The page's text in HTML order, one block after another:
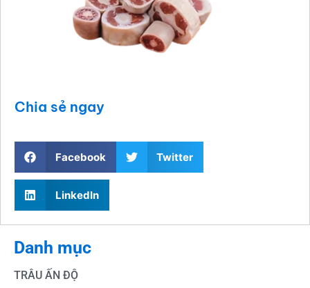
Chia sẻ ngay
Facebook Twitter
LinkedIn
Danh mục
TRÂU ẤN ĐỘ